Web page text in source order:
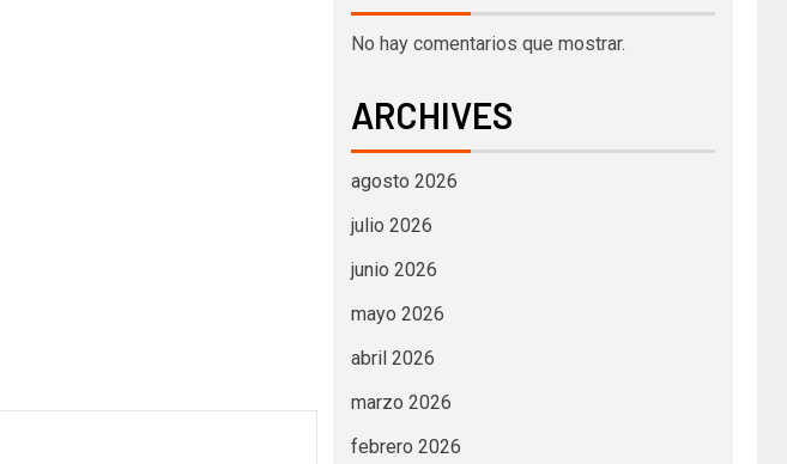
No hay comentarios que mostrar.
ARCHIVES
agosto 2026
julio 2026
junio 2026
mayo 2026
abril 2026
marzo 2026
febrero 2026